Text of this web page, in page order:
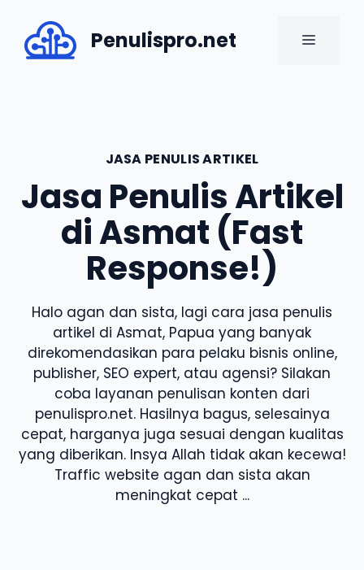
content
Penulispro.net MENU
JASA PENULIS ARTIKEL
Jasa Penulis Artikel
di Asmat (Fast
Response!)
Halo agan dan sista, lagi cara jasa penulis
artikel di Asmat, Papua yang banyak
direkomendasikan para pelaku bisnis online,
publisher, SEO expert, atau agensi? Silakan
coba layanan penulisan konten dari
penulispro.net. Hasilnya bagus, selesainya
cepat, harganya juga sesuai dengan kualitas
yang diberikan. Insya Allah tidak akan kecewa!
Traffic website agan dan sista akan
meningkat cepat ...